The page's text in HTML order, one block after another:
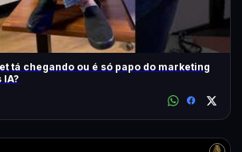
tá chegando ou é só papo do marketing